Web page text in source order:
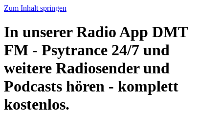
Zum Inhalt springen
In unserer Radio App DMT
FM - Psytrance 24/7 und
weitere Radiosender und
Podcasts hören - komplett
kostenlos.